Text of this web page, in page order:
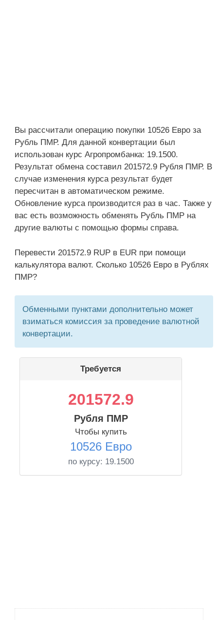
Вы рассчитали операцию покупки 10526 Евро за
Рубль ПМР. Для данной конвертации был
использован курс Агропромбанка: 19.1500.
Результат обмена составил 201572.9 Рубля ПМР. В
случае изменения курса результат будет
пересчитан в автоматическом режиме.
Обновление курса производится раз в час. Также у
вас есть возможность обменять Рубль ПМР на
другие валюты с помощью формы справа.
Перевести 201572.9 RUP в EUR при помощи
калькулятора валют. Сколько 10526 Евро в Рублях
ПМР?
Обменными пунктами дополнительно может
взиматься комиссия за проведение валютной
конвертации.
Требуется
201572.9
Рубля ПМР
Чтобы купить
10526 Евро
по курсу: 19.1500